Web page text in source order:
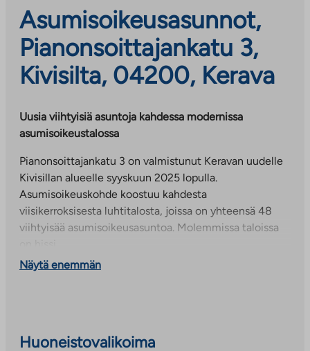
Asumisoikeusasunnot,
Pianonsoittajankatu 3,
Kivisilta, 04200, Kerava
Uusia viihtyisiä asuntoja kahdessa modernissa
asumisoikeustalossa
Pianonsoittajankatu 3 on valmistunut Keravan uudelle
Kivisillan alueelle syyskuun 2025 lopulla.
Asumisoikeuskohde koostuu kahdesta
viisikerroksisesta luhtitalosta, joissa on yhteensä 48
viihtyisää asumisoikeusasuntoa. Molemmissa taloissa
Viihtyisä piha-alue sijoittuu talojen keskelle. Yhteistilat
talon ensimmäisessä kerroksessa on kaksi saunatilaa,
Näytä enemmän
Huoneistovalikoima